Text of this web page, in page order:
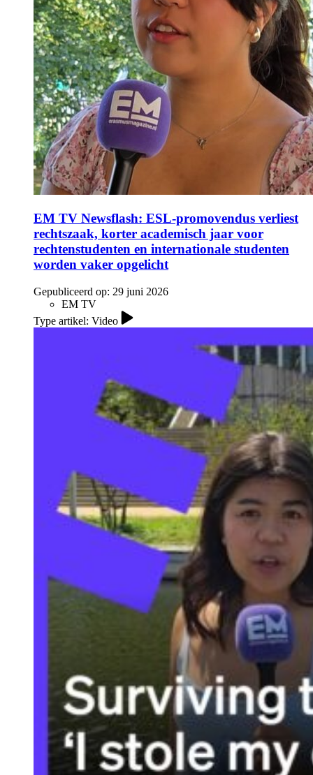
EM TV Newsflash: ESL-promovendus verliest
rechtszaak, korter academisch jaar voor
rechtenstudenten en internationale studenten
worden vaker opgelicht
Gepubliceerd op: 29 juni 2026
EM TV
Type artikel: Video